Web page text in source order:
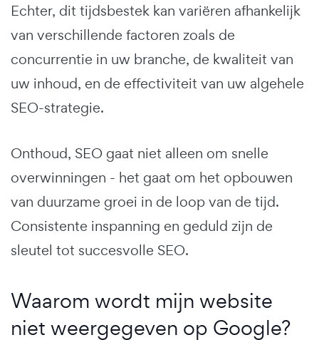
Echter, dit tijdsbestek kan variëren afhankelijk
van verschillende factoren zoals de
concurrentie in uw branche, de kwaliteit van
uw inhoud, en de effectiviteit van uw algehele
SEO-strategie.
Onthoud, SEO gaat niet alleen om snelle
overwinningen - het gaat om het opbouwen
van duurzame groei in de loop van de tijd.
Consistente inspanning en geduld zijn de
sleutel tot succesvolle SEO.
Waarom wordt mijn website
niet weergegeven op Google?